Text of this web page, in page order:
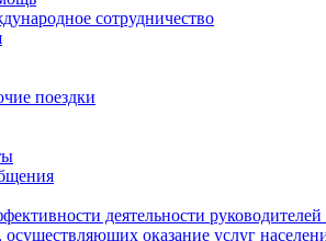
сотрудничество
поездки
деятельности
оказание услуг